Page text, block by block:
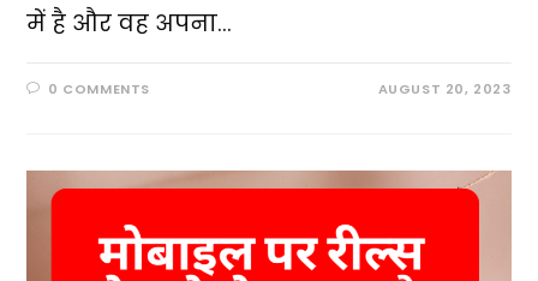
में है और वह अपना…
0 COMMENTS AUGUST 20, 2023